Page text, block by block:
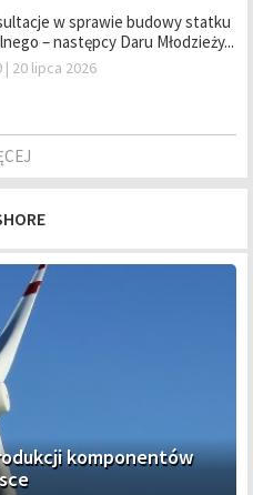
w sprawie budowy statku
– następcy Daru Młodzieży...
| 20 lipca 2026
komponentów